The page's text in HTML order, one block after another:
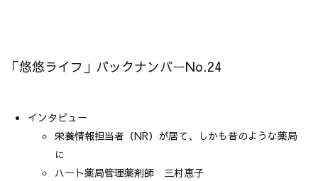
「悠悠ライフ」バックナンバーNo.24
インタビュー
栄養情報担当者（NR）が居て、しかも昔のような薬局
に
ハート薬局管理薬剤師 三村恵子